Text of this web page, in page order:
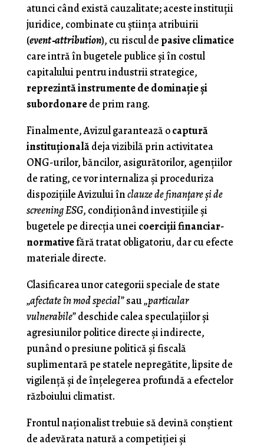
atunci când există cauzalitate; aceste instituţii
juridice, combinate cu știința atribuirii
(event‑attribution), cu riscul de pasive climatice
care intră în bugetele publice și în costul
capitalului pentru industrii strategice,
reprezintă instrumente de dominaţie şi
subordonarede prim rang.
Finalmente, Avizul garantează ocaptură
instituţionalădeja vizibilă prin activitatea
ONG-urilor, băncilor, asigurătorilor, agenţiilor
de rating, ce vor internaliza şi proceduriza
dispoziţiile Avizului înclauze de finanţare şi de
screening ESG, condiţionând investiţiile şi
bugetele pe direcţia unei coerciţii financiar-
normativefără tratat obligatoriu, dar cu efecte
materiale directe.
Clasificarea unor categorii speciale de state
„afectate în mod special”sau„particular
vulnerabile”deschide calea speculaţiilor şi
agresiunilor politice directe şi indirecte,
punând o presiune politică şi fiscală
suplimentară pe statele nepregătite, lipsite de
vigilenţă şi de înţelegerea profundă a efectelor
războiului climatist.
Frontul naţionalist trebuie să devină conştient
de adevărata natură a competiţiei şi